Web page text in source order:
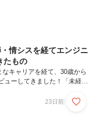
情シスを経てエンジニ
たもの
キャリアを経て、30歳から
ューしてきました！「未経験
いる方に、ぜひ読んでいただ
23日前